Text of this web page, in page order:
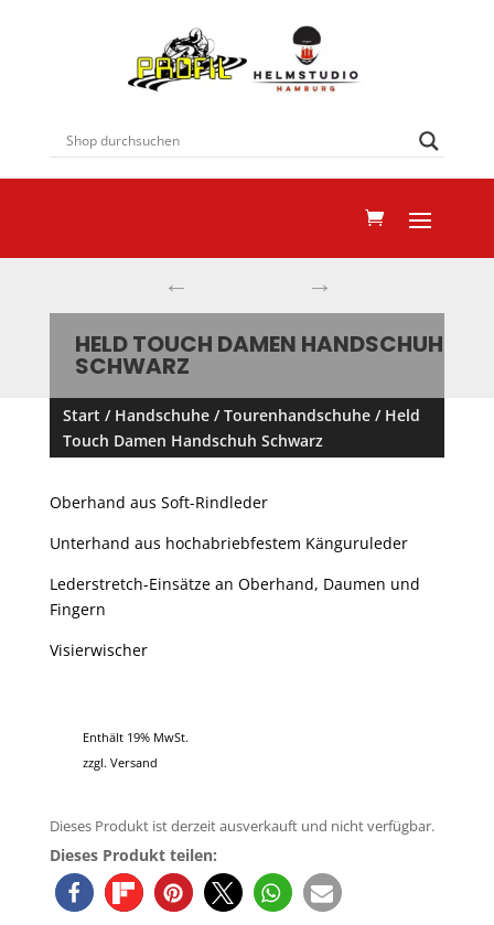
← →
HELD TOUCH DAMEN HANDSCHUH
SCHWARZ
Dieses Produkt teilen:
Start / Handschuhe/Tourenhandschuhe/ Held
Touch Damen Handschuh Schwarz
Oberhand aus Soft-Rindleder
Unterhand aus hochabriebfestem Känguruleder
Lederstretch-Einsätze an Oberhand, Daumen und
Fingern
Visierwischer
Enthält 19% MwSt.
zzgl. Versand
Dieses Produkt ist derzeit ausverkauft und nicht verfügbar.